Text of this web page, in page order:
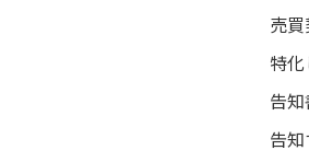
売
特化
告
告